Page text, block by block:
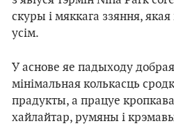
скуры і мяккага ззяння,
усім.
У аснове яе падыходу
мінімальная колькасць
прадукты, а працуе
хайлайтар, румяны і